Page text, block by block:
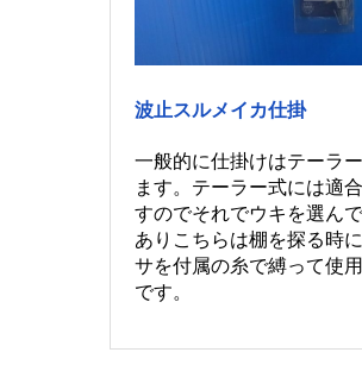
波止スルメイカ仕掛
一般的に仕掛けはテーラ
ます。テーラー式には適
すのでそれでウキを選ん
ありこちらは棚を探る時
サを付属の糸で縛って使
です。